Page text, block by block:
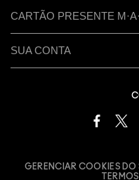
CARTÃO PRESENTE
SUA CONTA
GERENCIAR COOKIES DO